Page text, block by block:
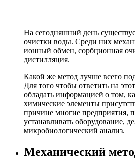
На сегодняшний день
очистки воды. Среди них
ионный обмен, сорбционная
дистилляция.
Какой же метод лучше всего
Для того чтобы ответить на
обладать информацией о том,
химические элементы
причине многие предприятия,
устанавливать оборудование,
микробиологический анализ.
Механический